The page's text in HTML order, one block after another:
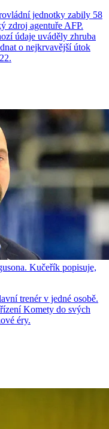
jednotky zabily 58
zdroj agentuře AFP.
údaje uváděly zhruba
o nejkrvavější útok
Kučeřík popisuje,
trenér v jedné osobě.
Komety do svých
éry.